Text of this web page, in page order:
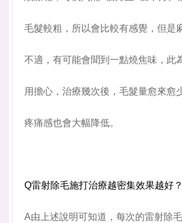
毛髮較粗，所以會比較有感覺，但是
不適，有可能會聞到一點燒焦味，此
用擔心，治療幾次後，毛髮量愈來愈
疼痛感也會大幅降低。
Q雷射除毛施打治療越密集效果越好？
A由上述說明可知道，每次的雷射除